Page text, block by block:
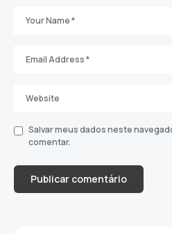
Salvar meus dados neste
comentar.